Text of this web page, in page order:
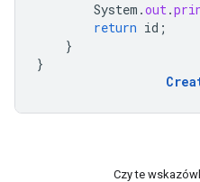
System .out.
return id ;
}
}
Czy te